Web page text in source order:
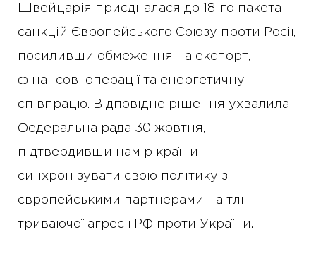
Швейцарія приєдналася до 18-го пакета
санкцій Європейського Союзу проти Росії,
посиливши обмеження на експорт,
фінансові операції та енергетичну
співпрацю. Відповідне рішення ухвалила
Федеральна рада 30 жовтня,
підтвердивши намір країни
синхронізувати свою політику з
європейськими партнерами на тлі
триваючої агресії РФ проти України.